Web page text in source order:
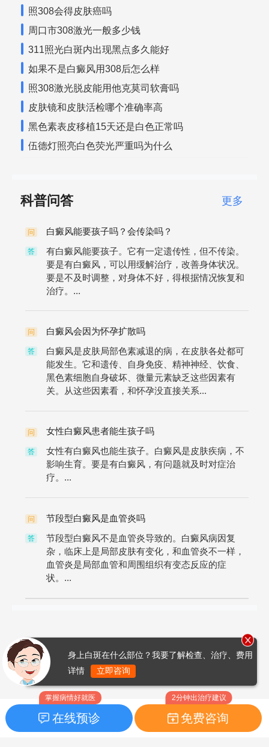
照308会得皮肤癌吗
周口市308激光一般多少钱
311照光白斑内出现黑点多久能好
如果不是白癜风用308后怎么样
照308激光脱皮能用他克莫司软膏吗
皮肤镜和皮肤活检哪个准确率高
黑色素表皮移植15天还是白色正常吗
伍德灯照亮白色荧光严重吗为什么
科普问答 更多
问 白癜风能要孩子吗？会传染吗？
答
有白癜风能要孩子。它有一定遗传性，但不传染。
要是有白癜风，可以用缓解治疗，改善身体状况。
要是不及时调整，对身体不好，得根据情况恢复和
治疗。...
问 白癜风会因为怀孕扩散吗
答
白癜风是皮肤局部色素减退的病，在皮肤各处都可
能发生。它和遗传、自身免疫、精神神经、饮食、
黑色素细胞自身破坏、微量元素缺乏这些因素有
关。从这些因素看，和怀孕没直接关系...
问 女性白癜风患者能生孩子吗
答
女性有白癜风也能生孩子。白癜风是皮肤疾病，不
影响生育。要是有白癜风，有问题就及时对症治
疗。...
问 节段型白癜风是血管炎吗
答
节段型白癜风不是血管炎导致的。白癜风病因复
杂，临床上是局部皮肤有变化，和血管炎不一样，
血管炎是局部血管和周围组织有变态反应的症
状。...
掌握病情好就医
在线预诊
2分钟出治疗建议
免费咨询
身上白斑在什么部位？我要了解检查、治疗、费用
详情
立即咨询